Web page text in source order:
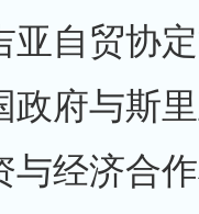
亚自贸协
府与斯里
与经济合